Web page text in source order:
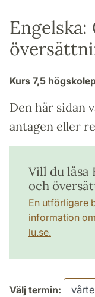
Kurs 7,5
Den här sidan
antagen eller
Vill du läsa
och
En utförligare
information
lu.se.
Välj termin: